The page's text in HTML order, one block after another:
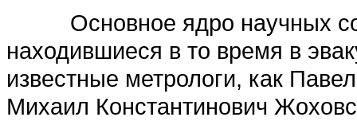
Основное ядро научных
находившиеся в то время в
известные метрологи, как
Михаил Константинович